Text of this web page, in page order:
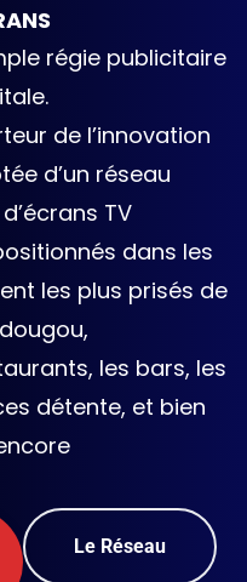
régie publicitaire
de l’innovation
d’un réseau
écrans TV
dans les
les plus prisés de
les bars, les
détente, et bien
Le Réseau